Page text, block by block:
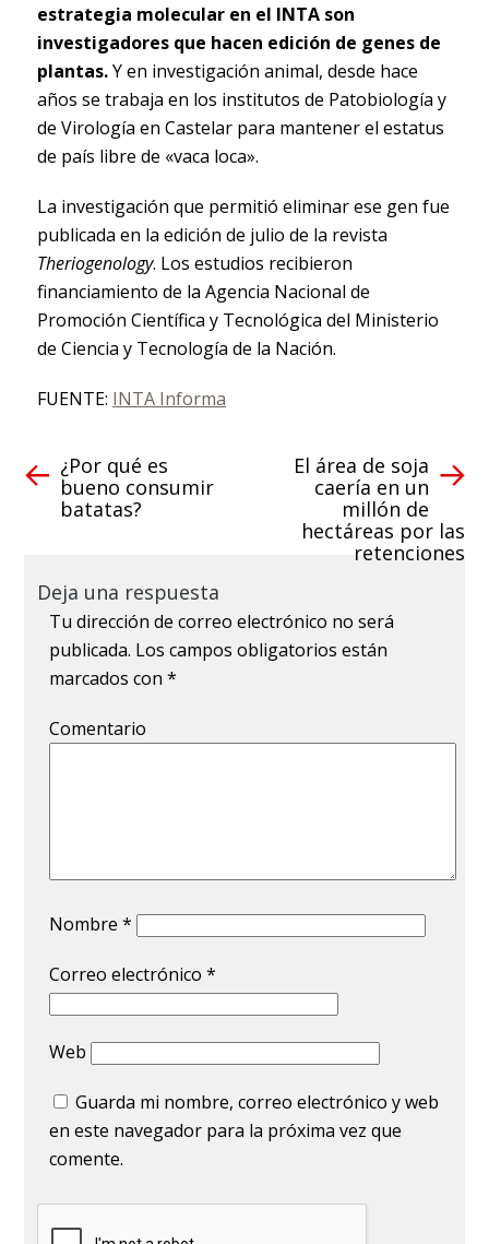
estrategia molecular en el INTA son
investigadores que hacen edición de genes de
plantas.Y en investigación animal, desde hace
años se trabaja en los institutos de Patobiología y
de Virología en Castelar para mantener el estatus
de país libre de «vaca loca».
La investigación que permitió eliminar ese gen fue
publicada en la edición de julio de la revista
Theriogenology. Los estudios recibieron
financiamiento de la Agencia Nacional de
Promoción Científica y Tecnológica del Ministerio
de Ciencia y Tecnología de la Nación.
FUENTE: INTA Informa
¿Por qué es
bueno consumir
batatas?
El área de soja
caería en un
millón de
hectáreas por las
retenciones
Deja una respuesta
Tu dirección de correo electrónico no será
publicada. Los campos obligatorios están
marcados con*
Comentario
Nombre*
Correo electrónico*
Web
Guarda mi nombre, correo electrónico y web
en este navegador para la próxima vez que
comente.